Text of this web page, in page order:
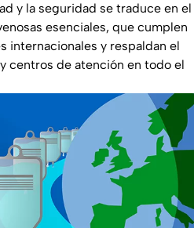
y la seguridad se traduce en el
esenciales, que cumplen
internacionales y respaldan el
centros de atención en todo el